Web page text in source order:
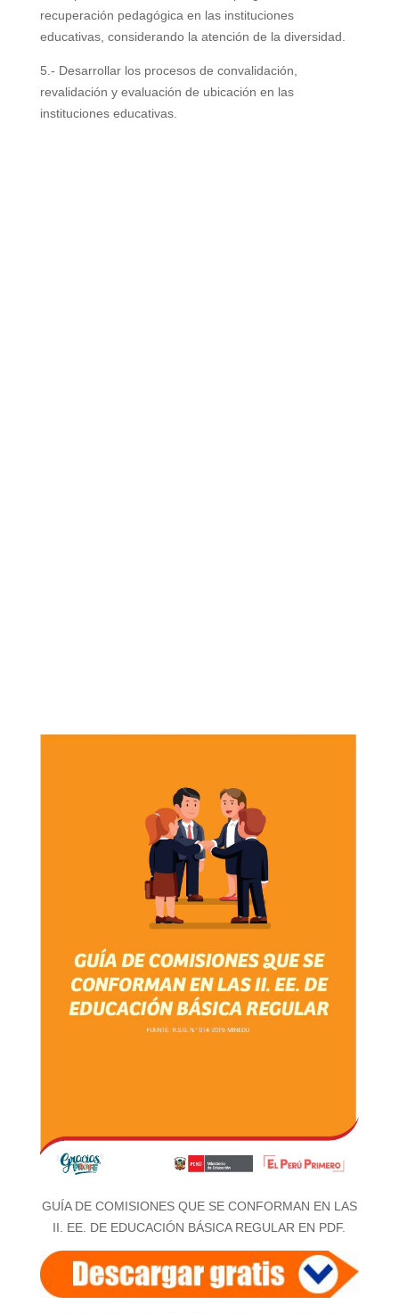
recuperación pedagógica en las instituciones
educativas, considerando la atención de la diversidad.
5.- Desarrollar los procesos de convalidación,
revalidación y evaluación de ubicación en las
instituciones educativas.
GUÍA DE COMISIONES QUE SE CONFORMAN EN LAS
II. EE. DE EDUCACIÓN BÁSICA REGULAR EN PDF.